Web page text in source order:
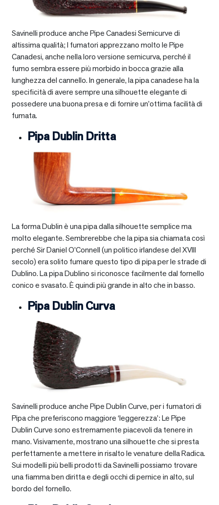
Savinelli produce anche Pipe Canadesi Semicurve di
altissima qualità; I fumatori apprezzano molto le Pipe
Canadesi, anche nella loro versione semicurva, perché il
fumo sembra essere più morbido in bocca grazie alla
lunghezza del cannello. In generale, la pipa canadese ha la
specificità di avere sempre una silhouette elegante di
possedere una buona presa e di fornire un’ottima facilità di
fumata.
Pipa Dublin Dritta
La forma Dublin è una pipa dalla silhouette semplice ma
molto elegante. Sembrerebbe che la pipa sia chiamata così
perché Sir Daniel O’Connell (un politico irlandese del XVIII
secolo) era solito fumare questo tipo di pipa per le strade di
Dublino. La pipa Dublino si riconosce facilmente dal fornello
conico e svasato. È quindi più grande in alto che in basso.
Pipa Dublin Curva
Savinelli produce anche Pipe Dublin Curve, per i fumatori di
Pipa che preferiscono maggiore ‘leggerezza’: Le Pipe
Dublin Curve sono estremamente piacevoli da tenere in
mano. Visivamente, mostrano una silhouette che si presta
perfettamente a mettere in risalto le venature della Radica.
Sui modelli più belli prodotti da Savinelli possiamo trovare
una fiamma ben diritta e degli occhi di pernice in alto, sul
bordo del fornello.